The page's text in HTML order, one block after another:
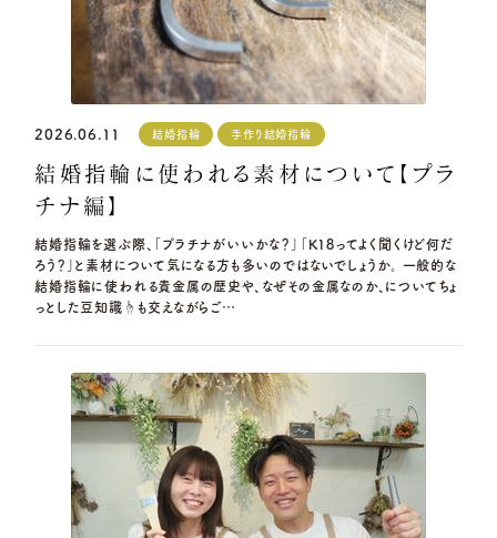
2026.06.11 結婚指輪 手作り結婚指輪
結婚指輪に使われる素材について【プラ
チナ編】
結婚指輪を選ぶ際、「プラチナがいいかな？」「K18ってよく聞くけど何だ
ろう？」と素材について気になる方も多いのではないでしょうか。 一般的な
結婚指輪に使われる貴金属の歴史や、なぜその金属なのか、についてちょ
っとした豆知識☝️も交えながらご…